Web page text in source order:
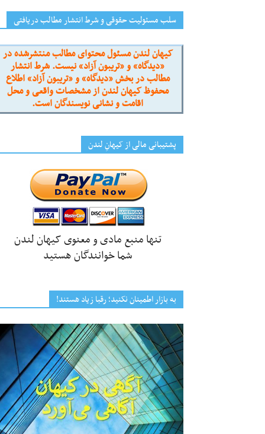
سلب مسئولیت حقوقی و شرط انتشار مطالب دریافتی
کیهان لندن مسئول محتوای مطالب منتشرشده در
«دیدگاه» و «تریبون آزاد» نیست. شرط انتشار
مطالب در بخش «دیدگاه» و «تریبون آزاد» اطلاع
محفوظ کیهان لندن از مشخصات واقعی و محل
اقامت و نشانی نویسندگان است.
پشتیبانی مالی از کیهانِ لندن
تنها منبع مادی و معنوی کیهان لندن
شما خوانندگان هستید
به بازار اطمینان نکنید؛ رقبا زیاد هستند!